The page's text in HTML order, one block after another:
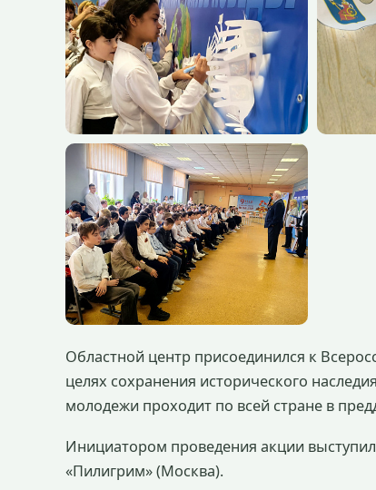
Областной центр присоединился к
целях сохранения исторического
молодежи проходит по всей стране в
Инициатором проведения акции
«Пилигрим» (Москва).